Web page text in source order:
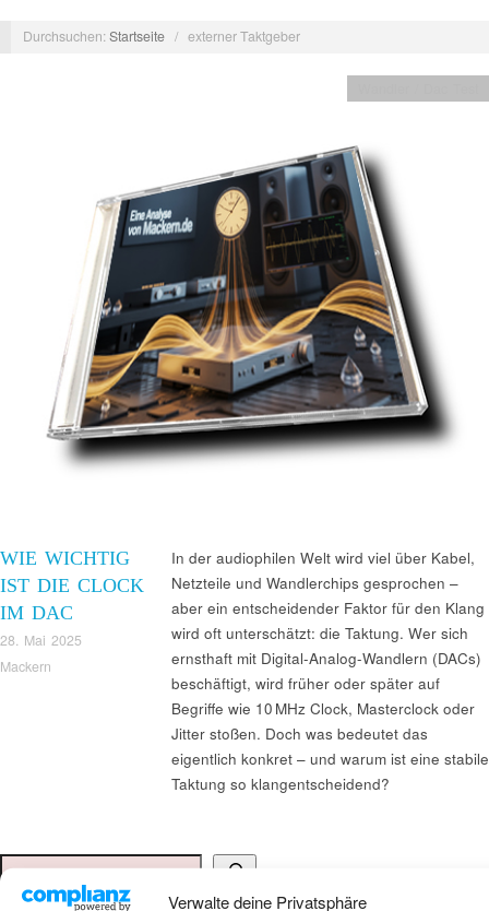
Verwalte deine Privatsphäre
Durchsuchen:Startseite / externer Taktgeber
WIE WICHTIG
IST DIE CLOCK
IM DAC
28. Mai 2025
Mackern
In der audiophilen Welt wird viel über Kabel,
Netzteile und Wandlerchips gesprochen –
aber ein entscheidender Faktor für den Klang
wird oft unterschätzt: die Taktung. Wer sich
ernsthaft mit Digital-Analog-Wandlern (DACs)
beschäftigt, wird früher oder später auf
Begriffe wie 10 MHz Clock, Masterclock oder
Jitter stoßen. Doch was bedeutet das
eigentlich konkret – und warum ist eine stabile
Taktung so klangentscheidend?
Suchen